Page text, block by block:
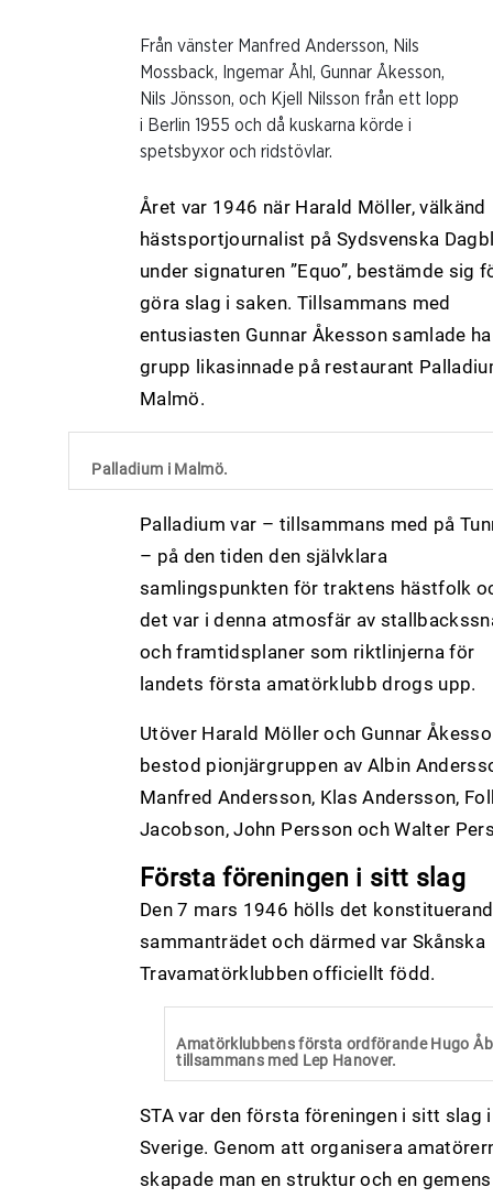
Från vänster Manfred Andersson, Nils
Mossback, Ingemar Åhl, Gunnar Åkesson,
Nils Jönsson, och Kjell Nilsson från ett lopp
i Berlin 1955 och då kuskarna körde i
spetsbyxor och ridstövlar.
Året var 1946 när Harald Möller, välkänd
hästsportjournalist på Sydsvenska
under signaturen ”Equo”, bestämde sig
göra slag i saken. Tillsammans med
entusiasten Gunnar Åkesson samlade
grupp likasinnade på restaurant
Malmö.
Palladium i Malmö.
Palladium var – tillsammans med på
– på den tiden den självklara
samlingspunkten för traktens hästfolk
det var i denna atmosfär av
och framtidsplaner som riktlinjerna för
landets första amatörklubb drogs upp.
Utöver Harald Möller och Gunnar
bestod pionjärgruppen av Albin
Manfred Andersson, Klas Andersson,
Jacobson, John Persson och Walter
Första föreningen i sitt slag
Den 7 mars 1946 hölls det
sammanträdet och därmed var Skånska
Travamatörklubben officiellt född.
Amatörklubbens första ordförande Hugo
tillsammans med Lep Hanover.
STA var den första föreningen i sitt slag i
Sverige. Genom att organisera
skapade man en struktur och en